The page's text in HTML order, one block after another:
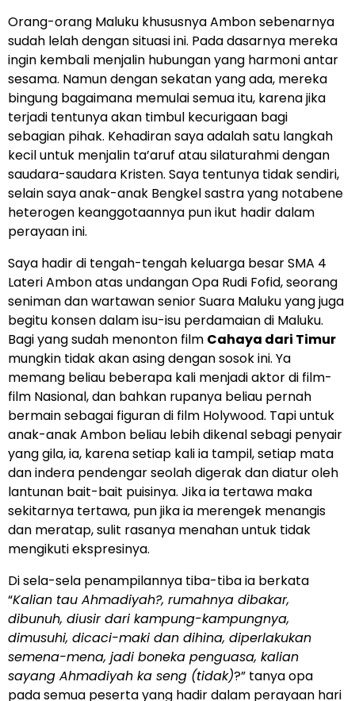
Orang-orang Maluku khususnya Ambon sebenarnya
sudah lelah dengan situasi ini. Pada dasarnya mereka
ingin kembali menjalin hubungan yang harmoni antar
sesama. Namun dengan sekatan yang ada, mereka
bingung bagaimana memulai semua itu, karena jika
terjadi tentunya akan timbul kecurigaan bagi
sebagian pihak. Kehadiran saya adalah satu langkah
kecil untuk menjalin ta’aruf atau silaturahmi dengan
saudara-saudara Kristen. Saya tentunya tidak sendiri,
selain saya anak-anak Bengkel sastra yang notabene
heterogen keanggotaannya pun ikut hadir dalam
perayaan ini.
Saya hadir di tengah-tengah keluarga besar SMA 4
Lateri Ambon atas undangan Opa Rudi Fofid, seorang
seniman dan wartawan senior Suara Maluku yang juga
begitu konsen dalam isu-isu perdamaian di Maluku.
Bagi yang sudah menonton film Cahaya dari Timur
mungkin tidak akan asing dengan sosok ini. Ya
memang beliau beberapa kali menjadi aktor di film-
film Nasional, dan bahkan rupanya beliau pernah
bermain sebagai figuran di film Holywood. Tapi untuk
anak-anak Ambon beliau lebih dikenal sebagi penyair
yang gila, ia, karena setiap kali ia tampil, setiap mata
dan indera pendengar seolah digerak dan diatur oleh
lantunan bait-bait puisinya. Jika ia tertawa maka
sekitarnya tertawa, pun jika ia merengek menangis
dan meratap, sulit rasanya menahan untuk tidak
mengikuti ekspresinya.
Di sela-sela penampilannya tiba-tiba ia berkata
“Kalian tau Ahmadiyah?, rumahnya dibakar,
dibunuh, diusir dari kampung-kampungnya,
dimusuhi, dicaci-maki dan dihina, diperlakukan
semena-mena, jadi boneka penguasa, kalian
sayang Ahmadiyah ka seng (tidak)?” tanya opa
pada semua peserta yang hadir dalam perayaan hari